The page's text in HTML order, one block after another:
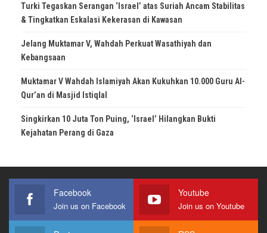
Turki Tegaskan Serangan ‘Israel’ atas Suriah Ancam Stabilitas
& Tingkatkan Eskalasi Kekerasan di Kawasan
Jelang Muktamar V, Wahdah Perkuat Wasathiyah dan
Kebangsaan
Muktamar V Wahdah Islamiyah Akan Kukuhkan 10.000 Guru Al-
Qur’an di Masjid Istiqlal
Singkirkan 10 Juta Ton Puing, ‘Israel’ Hilangkan Bukti
Kejahatan Perang di Gaza
Facebook
Join us on Facebook
Youtube
Join us on Youtube